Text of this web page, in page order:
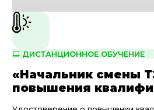
ДИСТАНЦИОННОЕ ОБУЧЕНИЕ
«Начальник смены
повышения